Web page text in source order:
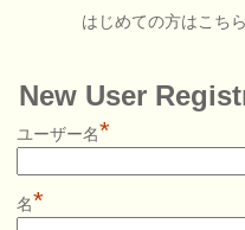
はじめての方はこちら
New User
ユーザー名*
名*